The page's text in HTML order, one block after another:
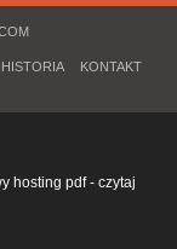
HISTORIA KONTAKT
hosting pdf - czytaj